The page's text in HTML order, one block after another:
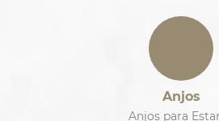
Anjos
Anjos para